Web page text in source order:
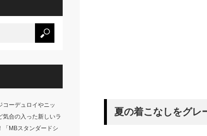
夏の着こなしをグレ
コーデュロイやニッ
気合の入った新しいラ
「MBスタンダードシ